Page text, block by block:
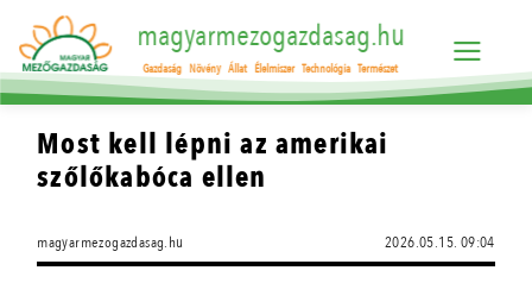
magyarmezogazdasag.hu
Gazdaság Növény Állat Élelmiszer Technológia Természet
Most kell lépni az amerikai
szőlőkabóca ellen
magyarmezogazdasag.hu 2026.05.15. 09:04